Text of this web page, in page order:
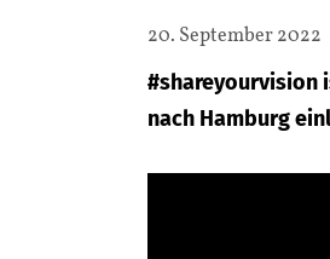
20. September 2022
#shareyourvision
nach Hamburg